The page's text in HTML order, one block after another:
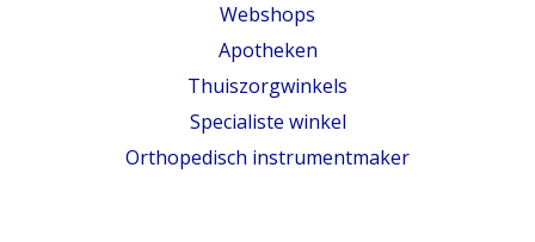
Webshops
Apotheken
Thuiszorgwinkels
Specialiste winkel
Orthopedisch instrumentmaker